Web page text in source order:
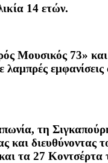
14 ετών.
Μουσικός 73»
τη
και διευθύνοντας
τα 27